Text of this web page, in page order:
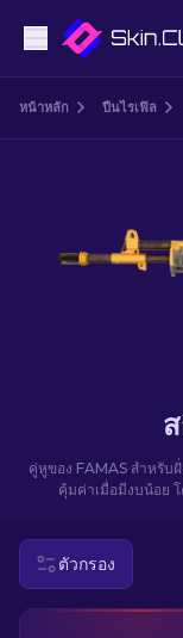
ปืนพก
ปืนไรเฟิลซุ่มยิ
หน้าหลัก ปืนไรเฟิล
คู่หูของ FAMAS สำหรับ
คุ้มค่าเมื่อมีงบน้อย
ตัวกรอง